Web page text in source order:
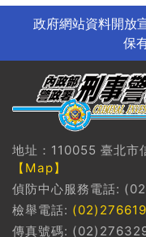
政府網站資料開放
保
地址：110055 臺北市
【Map】
偵防中心服務電話:
檢舉電話:
傳真號碼: